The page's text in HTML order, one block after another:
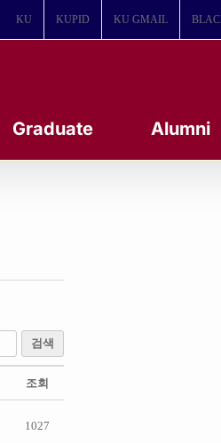
KU KUPID KU GMAIL
Graduate Alumni
검색
조회
1027